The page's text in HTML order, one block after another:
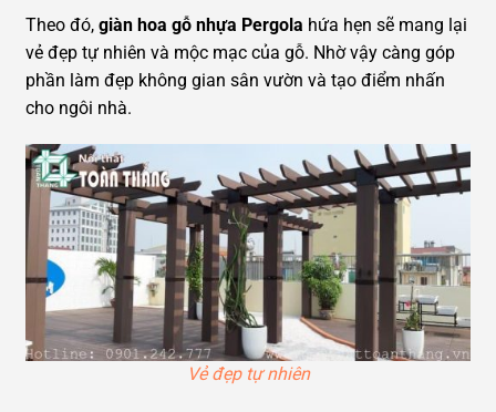
Theo đó, giàn hoa gỗ nhựa Pergola hứa hẹn sẽ mang lại
vẻ đẹp tự nhiên và mộc mạc của gỗ. Nhờ vậy càng góp
phần làm đẹp không gian sân vườn và tạo điểm nhấn
cho ngôi nhà.
Vẻ đẹp tự nhiên